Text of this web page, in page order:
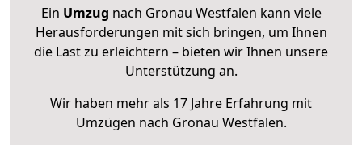
Ein Umzug nach Gronau Westfalen kann viele
Herausforderungen mit sich bringen, um Ihnen
die Last zu erleichtern – bieten wir Ihnen unsere
Unterstützung an.
Wir haben mehr als 17 Jahre Erfahrung mit
Umzügen nach Gronau Westfalen.